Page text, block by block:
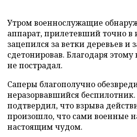
Утром военнослужащие
аппарат, прилетевший точно в
зацепился за ветки деревьев и
сдетонировав. Благодаря
не пострадал.
Саперы благополучно
неразорвавшийся
подтвердил, что взрыва
произошло, что сами военные
настоящим чудом.